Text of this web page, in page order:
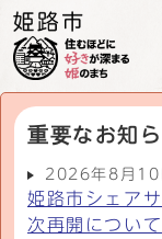
重要なお知
2026年8月10
姫路市シェア
次再開について